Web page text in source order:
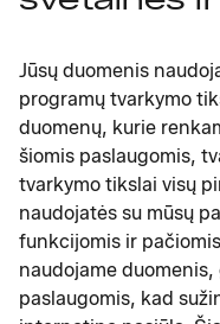
Jūsų duomenis
programų tvarkymo
duomenų, kurie
šiomis paslaugomis,
tvarkymo tikslai visų
naudojatės su mūsų
funkcijomis ir
naudojame
paslaugomis, kad